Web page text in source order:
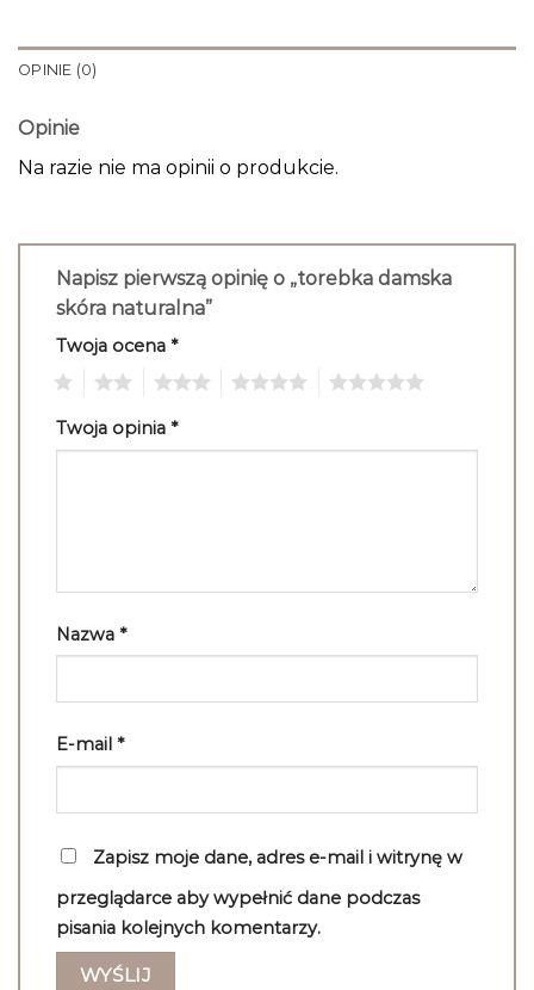
OPINIE (0)
Opinie
Na razie nie ma opinii o produkcie.
Napisz pierwszą opinię o „torebka damska
skóra naturalna”
Twoja ocena *
Twoja opinia *
Nazwa *
E-mail *
Zapisz moje dane, adres e-mail i witrynę w
przeglądarce aby wypełnić dane podczas
pisania kolejnych komentarzy.